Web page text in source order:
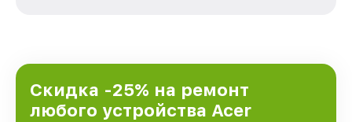
Ростове-на-Дону, постоянно повышая уровень
доверия и лояльности наших клиентов.
Скидка -25% на ремонт
любого устройства Acer